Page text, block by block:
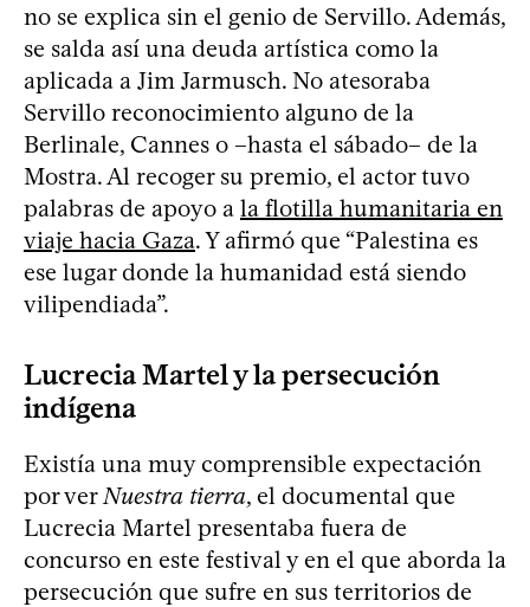
no se explica sin el genio de Servillo. Además,
se salda así una deuda artística como la
aplicada a Jim Jarmusch. No atesoraba
Servillo reconocimiento alguno de la
Berlinale, Cannes o –hasta el sábado– de la
Mostra. Al recoger su premio, el actor tuvo
palabras de apoyo a la flotilla humanitaria en
viaje hacia Gaza. Y afirmó que “Palestina es
ese lugar donde la humanidad está siendo
vilipendiada”.
Lucrecia Martel y la persecución
indígena
Existía una muy comprensible expectación
por ver Nuestra tierra, el documental que
Lucrecia Martel presentaba fuera de
concurso en este festival y en el que aborda la
persecución que sufre en sus territorios de